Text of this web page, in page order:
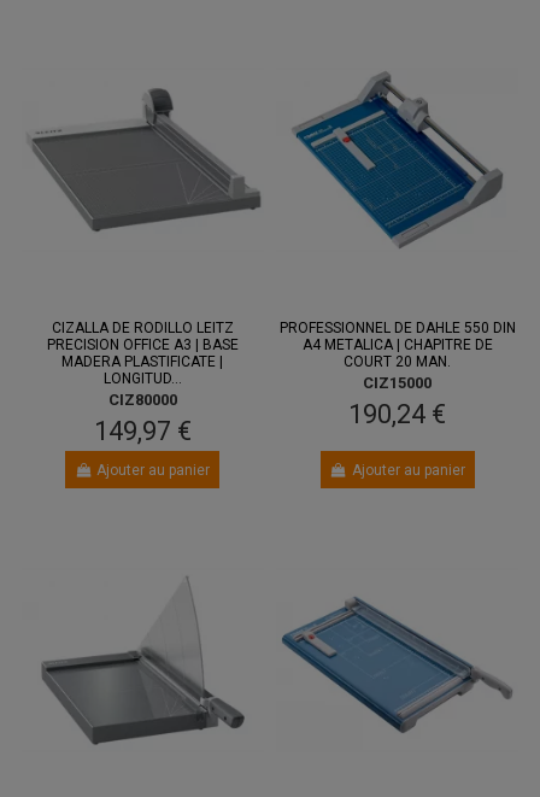
CIZALLA DE RODILLO LEITZ
PRECISION OFFICE A3 | BASE
MADERA PLASTIFICATE |
LONGITUD...
CIZ80000
149,97 €
Ajouter au panier
PROFESSIONNEL DE DAHLE 550 DIN
A4 METALICA | CHAPITRE DE
COURT 20 MAN.
CIZ15000
190,24 €
Ajouter au panier